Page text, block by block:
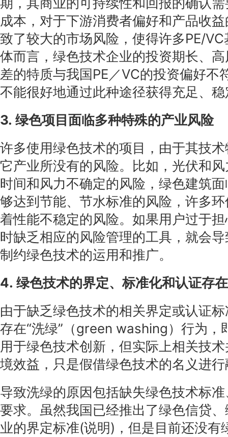
成本，对于下游消费者偏好和产品收
致了较大的市场风险，使得许多PE/
体而言，绿色技术企业的投资期长、
差的特质与我国PE／VC的投资偏好不
不能很好地通过此种途径获得充足、
3. 绿色项目面临多种特殊的产业风险
许多使用绿色技术的项目，由于其技
它产业所没有的风险。比如，光伏和
时间和风力不确定的风险，绿色建筑
够达到节能、节水标准的风险，许多
着性能不稳定的风险。如果用户过于
时缺乏相应的风险管理的工具，就会
制约绿色技术的运用和推广。
4. 绿色技术的界定、标准化和认证存
由于缺乏绿色技术的相关界定或认证
存在“洗绿”（green washing）行为，
用于绿色技术创新，但实际上相关技
境效益，只是假借绿色技术的名义进
导致洗绿的原因包括缺失绿色技术标
要求。虽然我国已经推出了绿色信贷
业的界定标准(说明)，但是目前还没有